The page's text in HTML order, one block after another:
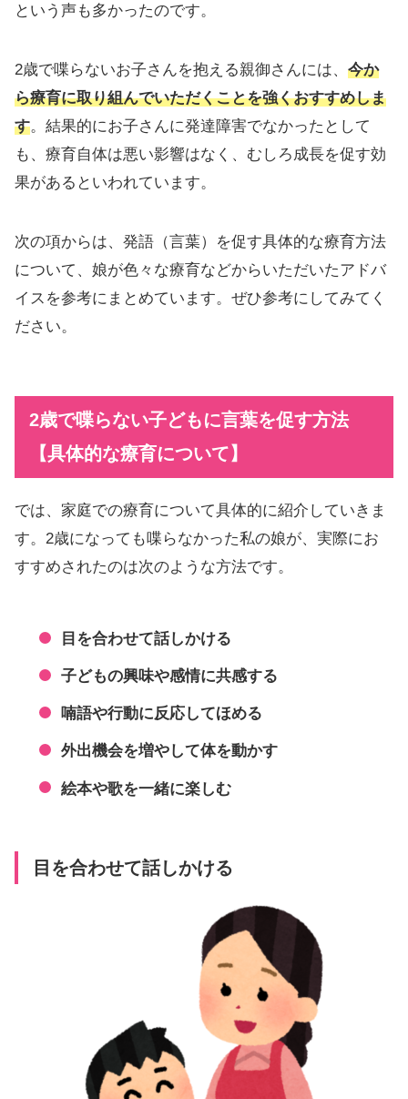
という声も多かったのです。
2歳で喋らないお子さんを抱える親御さんには、 今か
ら療育に取り組んでいただくことを強くおすすめしま
す。結果的にお子さんに発達障害でなかったとして
も、療育自体は悪い影響はなく、むしろ成長を促す効
果があるといわれています。
次の項からは、発語（言葉）を促す具体的な療育方法
について、娘が色々な療育などからいただいたアドバ
イスを参考にまとめています。ぜひ参考にしてみてく
ださい。
2歳で喋らない子どもに言葉を促す方法
【具体的な療育について】
では、家庭での療育について具体的に紹介していきま
す。2歳になっても喋らなかった私の娘が、実際にお
すすめされたのは次のような方法です。
目を合わせて話しかける
子どもの興味や感情に共感する
喃語や行動に反応してほめる
外出機会を増やして体を動かす
絵本や歌を一緒に楽しむ
目を合わせて話しかける